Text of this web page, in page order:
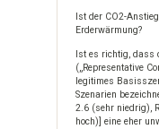
Ist der CO2-
Erderwärmung?
Ist es richtig, dass
(„Representative
legitimes
Szenarien
2.6 (sehr niedrig),
hoch)] eine eher